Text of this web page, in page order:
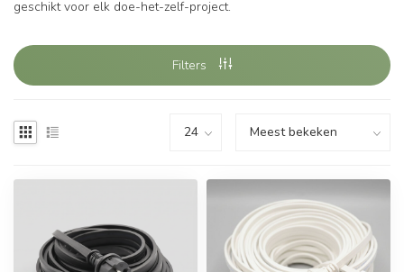
geschikt voor elk doe-het-zelf-project.
Filters